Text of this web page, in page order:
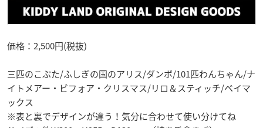
価格：2,500円(税抜)
三匹のこぶた/ふしぎの国のアリス/ダンボ/101匹わんちゃん/ナ
イトメアー・ビフォア・クリスマス/リロ＆スティッチ/ベイマ
ックス
※表と裏でデザインが違う！気分に合わせて使い分けてね